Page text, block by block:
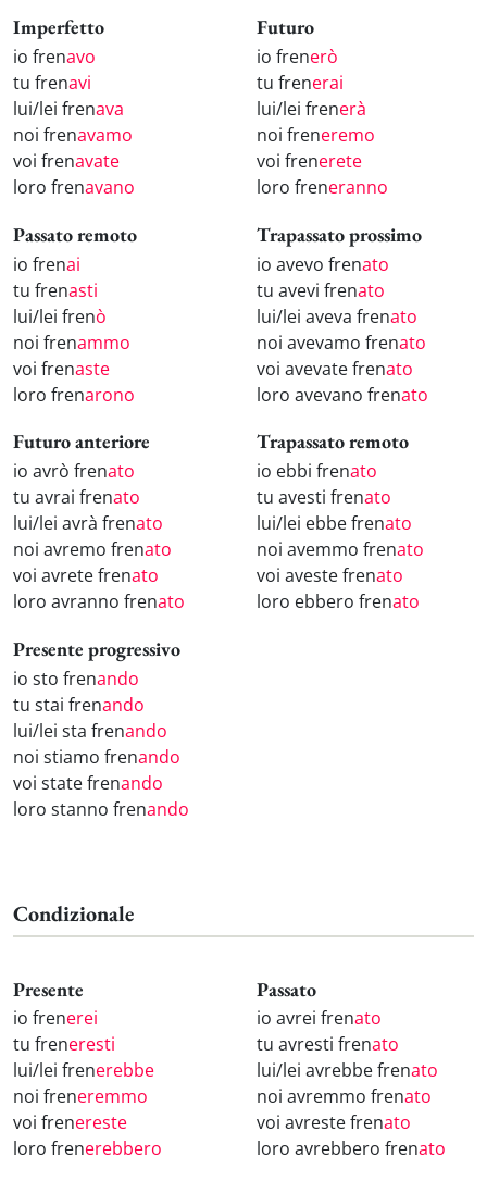
Imperfetto
io frenavo
tu frenavi
lui/lei frenava
noi frenavamo
voi frenavate
loro frenavano
Futuro
io frenerò
tu frenerai
lui/lei frenerà
noi freneremo
voi frenerete
loro freneranno
Passato remoto
io frenai
tu frenasti
lui/lei frenò
noi frenammo
voi frenaste
loro frenarono
Trapassato prossimo
io avevo frenato
tu avevi frenato
lui/lei aveva frenato
noi avevamo frenato
voi avevate frenato
loro avevano frenato
Futuro anteriore
io avrò frenato
tu avrai frenato
lui/lei avrà frenato
noi avremo frenato
voi avrete frenato
loro avranno frenato
Trapassato remoto
io ebbi frenato
tu avesti frenato
lui/lei ebbe frenato
noi avemmo frenato
voi aveste frenato
loro ebbero frenato
Presente progressivo
io sto frenando
tu stai frenando
lui/lei sta frenando
noi stiamo frenando
voi state frenando
loro stanno frenando
Condizionale
Presente
io frenerei
tu freneresti
lui/lei frenerebbe
noi freneremmo
voi frenereste
loro frenerebbero
Passato
io avrei frenato
tu avresti frenato
lui/lei avrebbe frenato
noi avremmo frenato
voi avreste frenato
loro avrebbero frenato